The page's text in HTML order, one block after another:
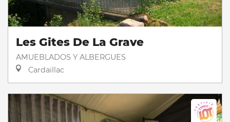
Les Gites De La Grave
AMUEBLADOS Y ALBERGUES
Cardaillac